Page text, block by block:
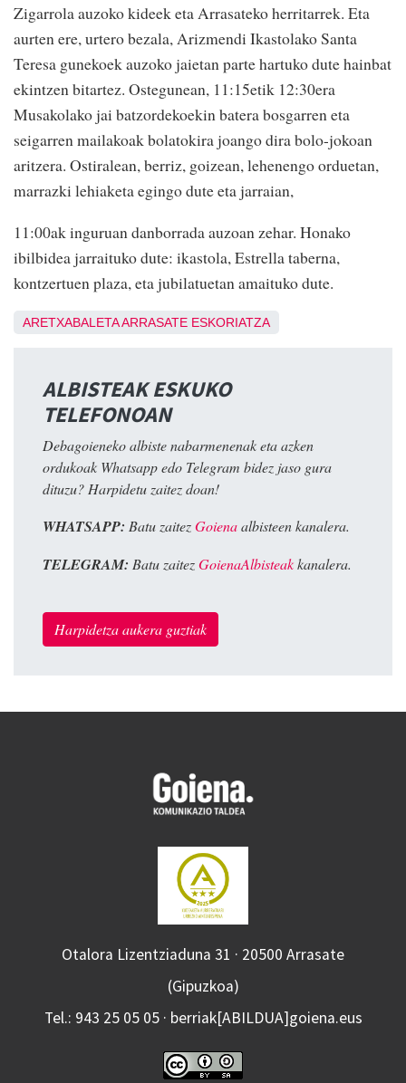
Zigarrola auzoko kideek eta Arrasateko herritarrek. Eta
aurten ere, urtero bezala, Arizmendi Ikastolako Santa
Teresa gunekoek auzoko jaietan parte hartuko dute hainbat
ekintzen bitartez. Ostegunean, 11:15etik 12:30era
Musakolako jai batzordekoekin batera bosgarren eta
seigarren mailakoak bolatokira joango dira bolo-jokoan
aritzera. Ostiralean, berriz, goizean, lehenengo orduetan,
marrazki lehiaketa egingo dute eta jarraian,
11:00ak inguruan danborrada auzoan zehar. Honako
ibilbidea jarraituko dute: ikastola, Estrella taberna,
kontzertuen plaza, eta jubilatuetan amaituko dute.
ARETXABALETAARRASATE ESKORIATZA
ALBISTEAK ESKUKO
TELEFONOAN
Debagoieneko albiste nabarmenenak eta azken
ordukoak Whatsapp edo Telegram bidez jaso gura
dituzu? Harpidetu zaitez doan!
WHATSAPP: Batu zaitezGoienaalbisteen kanalera.
TELEGRAM: Batu zaitezGoienaAlbisteakkanalera.
Harpidetza aukera guztiak
Otalora Lizentziaduna 31 · 20500 Arrasate
(Gipuzkoa)
Tel.: 943 25 05 05 · berriak[ABILDUA]goiena.eus